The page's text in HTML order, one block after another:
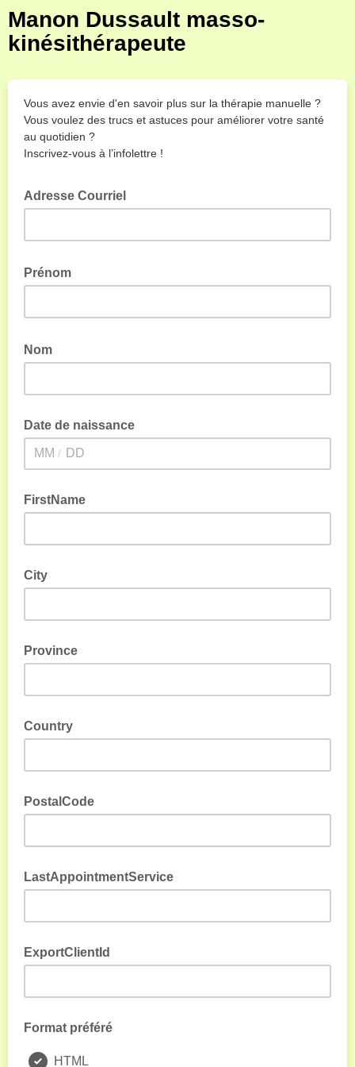
Manon Dussault masso-
kinésithérapeute
Vous avez envie d'en savoir plus sur la thérapie manuelle ?
Vous voulez des trucs et astuces pour améliorer votre santé
au quotidien ?
Inscrivez-vous à l’infolettre !
Adresse Courriel
Prénom
Nom
Date de naissance
/
FirstName
City
Province
Country
PostalCode
LastAppointmentService
ExportClientId
Format préféré
HTML